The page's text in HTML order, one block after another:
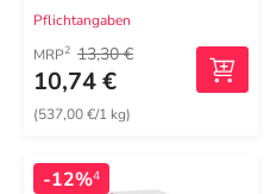
Pflichtangaben
MRP2 13,30 €
10,74 €
(537,00 €/1 kg)
-12%4